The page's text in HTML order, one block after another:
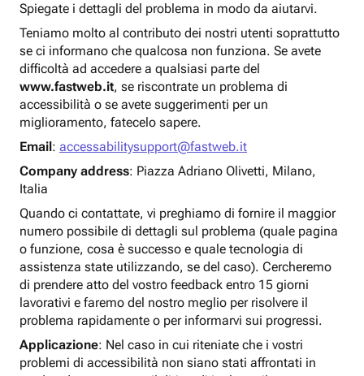
Spiegate i dettagli del problema in modo da aiutarvi.
Teniamo molto al contributo dei nostri utenti soprattutto
se ci informano che qualcosa non funziona. Se avete
difficoltà ad accedere a qualsiasi parte del
www.fastweb.it, se riscontrate un problema di
accessibilità o se avete suggerimenti per un
miglioramento, fatecelo sapere.
Email: accessabilitysupport@fastweb.it
Company address: Piazza Adriano Olivetti, Milano,
Italia
Quando ci contattate, vi preghiamo di fornire il maggior
numero possibile di dettagli sul problema (quale pagina
o funzione, cosa è successo e quale tecnologia di
assistenza state utilizzando, se del caso). Cercheremo
di prendere atto del vostro feedback entro 15 giorni
lavorativi e faremo del nostro meglio per risolvere il
problema rapidamente o per informarvi sui progressi.
Applicazione: Nel caso in cui riteniate che i vostri
problemi di accessibilità non siano stati affrontati in